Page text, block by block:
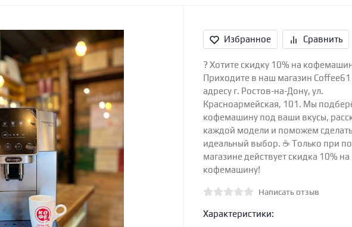
Избранное Сравнить
? Хотите скидку 10% на
Приходите в наш магазин Coffee61
адресу г. Ростов-на-Дону, ул.
Красноармейская, 101. Мы
кофемашину под ваши вкусы,
каждой модели и поможем сделать
идеальный выбор. ☕ Только при
магазине действует скидка 10% на
кофемашину!
Написать отзыв
Характеристики: